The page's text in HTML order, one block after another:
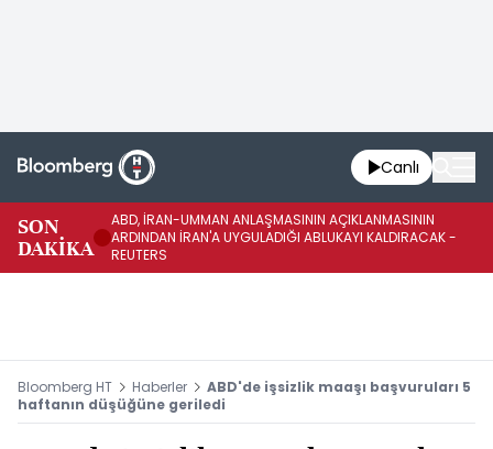
Canlı
SON
DAKİKA
ABD, İRAN-UMMAN ANLAŞMASININ AÇIKLANMASININ
ARDINDAN İRAN'A UYGULADIĞI ABLUKAYI KALDIRACAK -
REUTERS
Bloomberg HT Haberler
ABD'de işsizlik maaşı başvuruları 5
haftanın düşüğüne geriledi